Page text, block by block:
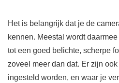
Het is belangrijk dat je de
kennen. Meestal wordt
tot een goed belichte, scherpe
zoveel meer dan dat. Er zijn
ingesteld worden, en waar je